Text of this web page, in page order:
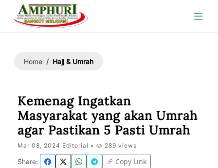
Home Hajj & Umrah
Kemenag Ingatkan
Masyarakat yang akan Umrah
agar Pastikan 5 Pasti Umrah
Mar 08, 2024 Editorial • 289 views
Share: Copy Link